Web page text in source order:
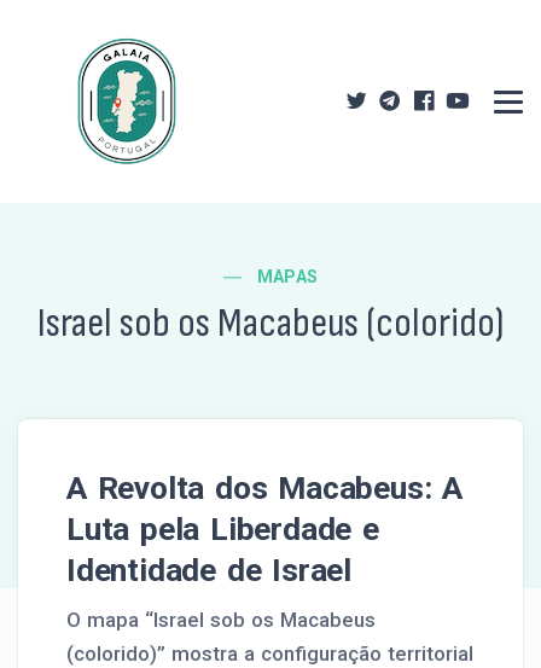
MAPAS
Israel sob os Macabeus (colorido)
A Revolta dos Macabeus: A
Luta pela Liberdade e
Identidade de Israel
O mapa “Israel sob os Macabeus
(colorido)” mostra a configuração territorial